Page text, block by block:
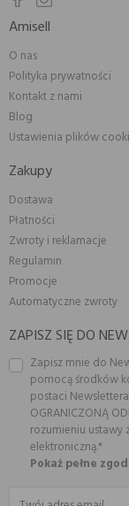
Amisell
O nas
Polityka prywatności
Kontakt z nami
Blog
Ustawienia plików
Zakupy
Dostawa
Płatności
Zwroty i reklamacje
Regulamin
Promocje
Automatyczne zwroty
ZAPISZ SIĘ DO
Zapisz mnie do
pomocą środków
postaci
OGRANICZONĄ
rozumieniu ustawy
elektroniczną.*
Pokaż pełne